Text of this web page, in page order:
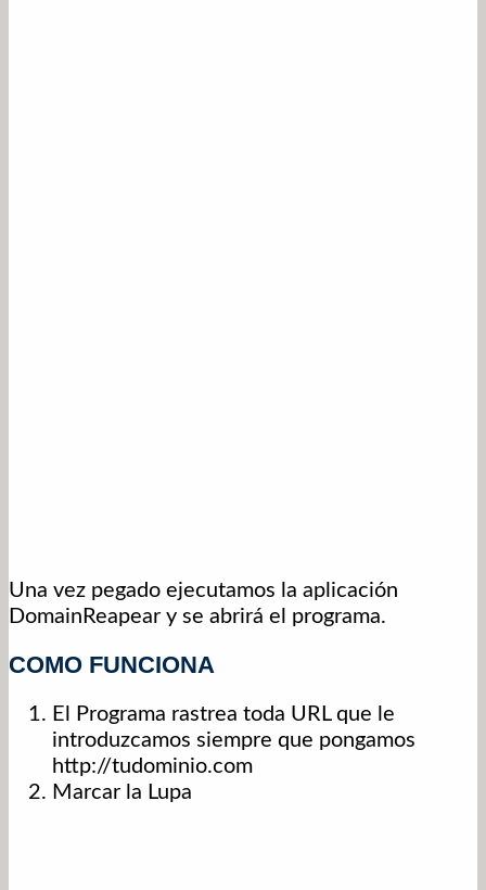
Una vez pegado ejecutamos la aplicación
DomainReapear y se abrirá el programa.
COMO FUNCIONA
El Programa rastrea toda URL que le
introduzcamos siempre que pongamos
http://tudominio.com
Marcar la Lupa